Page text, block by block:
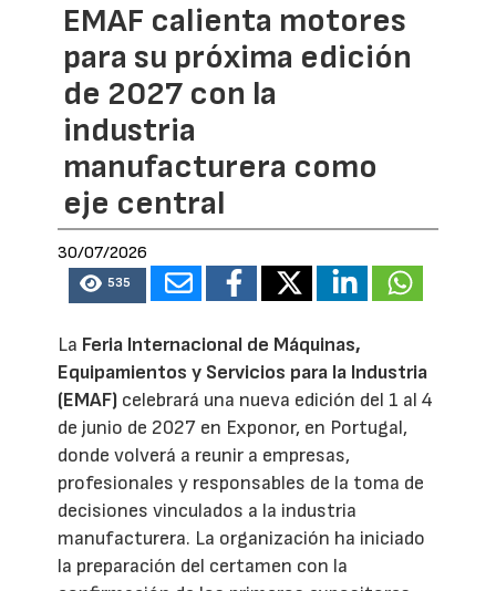
EMAF calienta motores
para su próxima edición
de 2027 con la
industria
manufacturera como
eje central
30/07/2026
535
La Feria Internacional de Máquinas,
Equipamientos y Servicios para la Industria
(EMAF) celebrará una nueva edición del 1 al 4
de junio de 2027 en Exponor, en Portugal,
donde volverá a reunir a empresas,
profesionales y responsables de la toma de
decisiones vinculados a la industria
manufacturera. La organización ha iniciado
la preparación del certamen con la